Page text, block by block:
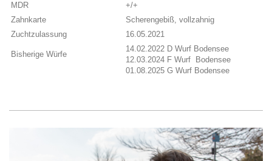
MDR
+/+
Zahnkarte
Scherengebiß, vollzahnig
Zuchtzulassung
16.05.2021
Bisherige Würfe
14.02.2022 D Wurf Bodensee
12.03.2024 F Wurf Bodensee
01.08.2025 G Wurf Bodensee